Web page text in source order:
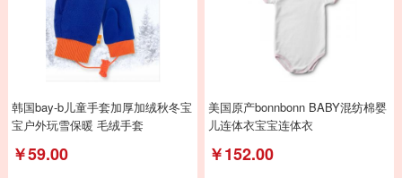
韩国bay-b儿童手套加厚加绒秋冬宝
宝户外玩雪保暖 毛绒手套
￥59.00
美国原产bonnbonn BABY混纺棉婴
儿连体衣宝宝连体衣
￥152.00